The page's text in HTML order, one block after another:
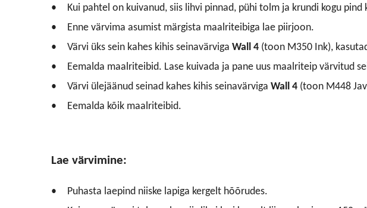
Kui pahtel on kuivanud, siis lihvi pinnad, pühi tolm ja krundi kogu pind
Enne värvima asumist märgista maalriteibiga lae piirjoon.
Värvi üks sein kahes kihis seinavärvigaWall 4 (toon M350 Ink),
Eemalda maalriteibid. Lase kuivada ja pane uus maalriteip värvitud
Värvi ülejäänud seinad kahes kihis seinavärvigaWall 4 (toon M448
Eemalda kõik maalriteibid.
Lae värvimine:
Puhasta laepind niiske lapiga kergelt hõõrudes.